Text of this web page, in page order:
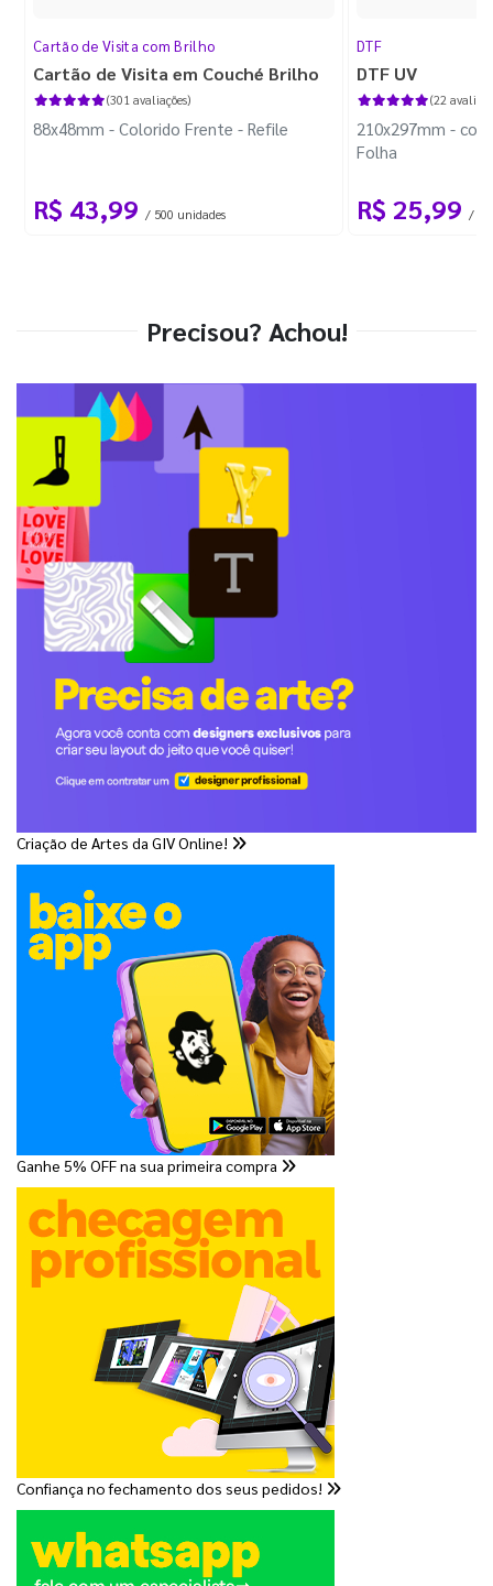
Cartão de Visita com Brilho
Cartão de Visita em Couché Brilho
(301 avaliações)
88x48mm - Colorido Frente - Refile
R$ 43,99 / 500 unidades
DTF
DTF UV
(22
210x297mm -
Folha
R$ 25,99 / 1
Precisou? Achou!
Criação de Artes da GIV Online!
Ganhe 5% OFF na sua primeira compra
Confiança no fechamento dos seus pedidos!